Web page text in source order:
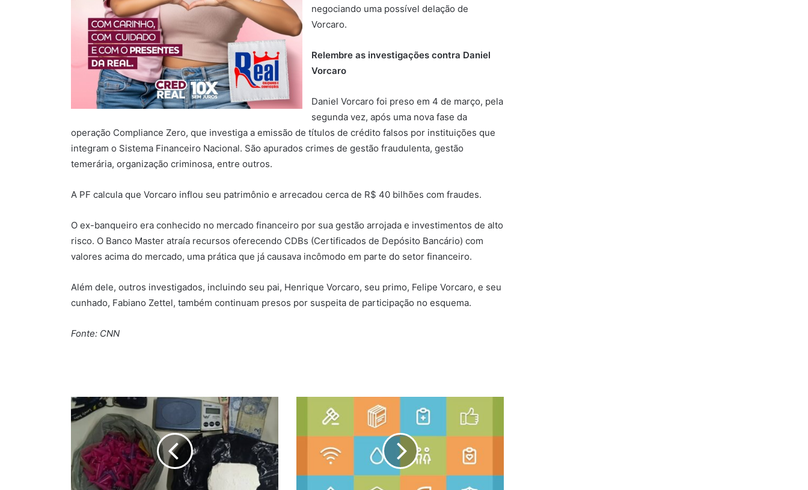
negociando uma possível delação de
Vorcaro.
Relembre as investigações contra Daniel
Vorcaro
Daniel Vorcaro foi preso em 4 de março, pela
segunda vez, após uma nova fase da
operação Compliance Zero, que investiga a emissão de títulos de crédito falsos por instituições que
integram o Sistema Financeiro Nacional. São apurados crimes de gestão fraudulenta, gestão
temerária, organização criminosa, entre outros.
A PF calcula que Vorcaro inflou seu patrimônio e arrecadou cerca de R$ 40 bilhões com fraudes.
O ex-banqueiro era conhecido no mercado financeiro por sua gestão arrojada e investimentos de alto
risco. O Banco Master atraía recursos oferecendo CDBs (Certificados de Depósito Bancário) com
valores acima do mercado, uma prática que já causava incômodo em parte do setor financeiro.
Além dele, outros investigados, incluindo seu pai, Henrique Vorcaro, seu primo, Felipe Vorcaro, e seu
cunhado, Fabiano Zettel, também continuam presos por suspeita de participação no esquema.
Fonte: CNN